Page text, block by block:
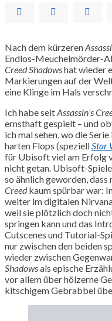
Nach dem kürzeren
Endlos-Meuchelmörder-
Creed Shadowshat wieder
Markierungen auf der
eine Klinge im Hals
Ich habe seitAssassin’s
ernsthaft gespielt – und
ich mal sehen, wo die
harten Flops (speziell Star
für Ubisoft viel am Erfolg
nicht getan. Ubisoft-
so ähnlich geworden, dass
Creedkaum spürbar war:
weiter im digitalen
weil sie plötzlich doch
springen kann und das
Cutscenes und Tutorial-
nur zwischen den beiden
wieder zwischen
Shadowsals epische
vor allem über hölzerne
kitschigem Gebrabbel